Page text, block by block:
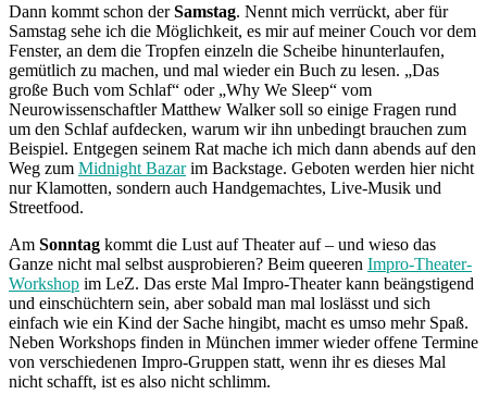
Dann kommt schon derSamstag. Nennt mich verrückt, aber für
Samstag sehe ich die Möglichkeit, es mir auf meiner Couch vor dem
Fenster, an dem die Tropfen einzeln die Scheibe hinunterlaufen,
gemütlich zu machen, und mal wieder ein Buch zu lesen. „Das
große Buch vom Schlaf“ oder „Why We Sleep“ vom
Neurowissenschaftler Matthew Walker soll so einige Fragen rund
um den Schlaf aufdecken, warum wir ihn unbedingt brauchen zum
Beispiel. Entgegen seinem Rat mache ich mich dann abends auf den
Weg zum Midnight Bazarim Backstage. Geboten werden hier nicht
nur Klamotten, sondern auch Handgemachtes, Live-Musik und
Streetfood.
Am Sonntag kommt die Lust auf Theater auf – und wieso das
Ganze nicht mal selbst ausprobieren? Beim queeren Impro-Theater-
Workshop im LeZ. Das erste Mal Impro-Theater kann beängstigend
und einschüchtern sein, aber sobald man mal loslässt und sich
einfach wie ein Kind der Sache hingibt, macht es umso mehr Spaß.
Neben Workshops finden in München immer wieder offene Termine
von verschiedenen Impro-Gruppen statt, wenn ihr es dieses Mal
nicht schafft, ist es also nicht schlimm.